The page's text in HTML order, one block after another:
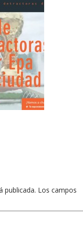
publicada. Los campos